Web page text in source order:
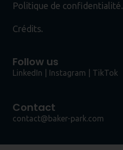
Politique de confidentialité.
Crédits.
Follow us
LinkedIn Instagram TikTok
Contact
contact@baker-park.com